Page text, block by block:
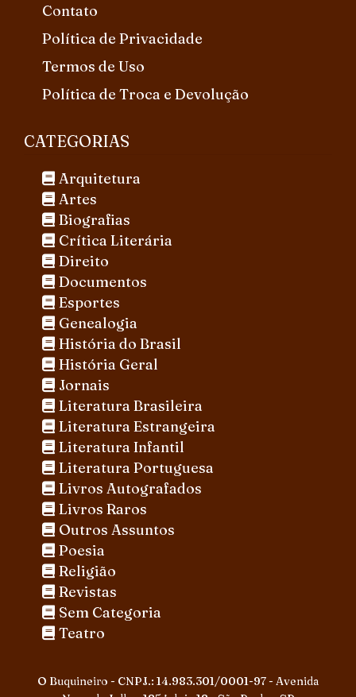
Contato
Política de Privacidade
Termos de Uso
Política de Troca e Devolução
CATEGORIAS
Arquitetura
Artes
Biografias
Crítica Literária
Direito
Documentos
Esportes
Genealogia
História do Brasil
História Geral
Jornais
Literatura Brasileira
Literatura Estrangeira
Literatura Infantil
Literatura Portuguesa
Livros Autografados
Livros Raros
Outros Assuntos
Poesia
Religião
Revistas
Sem Categoria
Teatro
O Buquineiro - CNPJ.: 14.983.301/0001-97 - Avenida